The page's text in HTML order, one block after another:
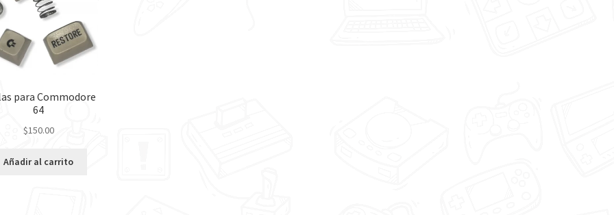
para Commodore
64
$150.00
Añadir al carrito